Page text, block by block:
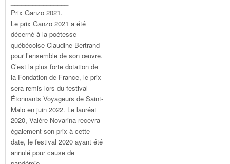
Prix Ganzo 2021.
Le prix Ganzo 2021 a été
décerné à la poétesse
québécoise Claudine Bertrand
pour l’ensemble de son œuvre.
C’est la plus forte dotation de
la Fondation de France, le prix
sera remis lors du festival
Étonnants Voyageurs de Saint-
Malo en juin 2022. Le lauréat
2020, Valère Novarina recevra
également son prix à cette
date, le festival 2020 ayant été
annulé pour cause de